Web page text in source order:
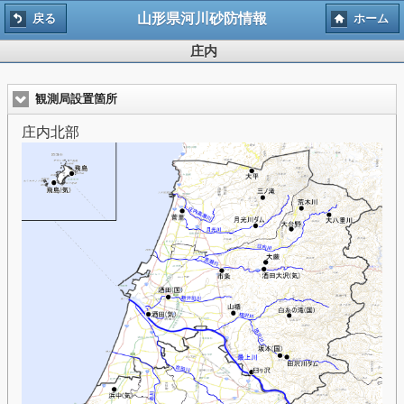
戻る 山形県河川砂防情報 ホーム
庄内
観測局設置箇所
庄内北部